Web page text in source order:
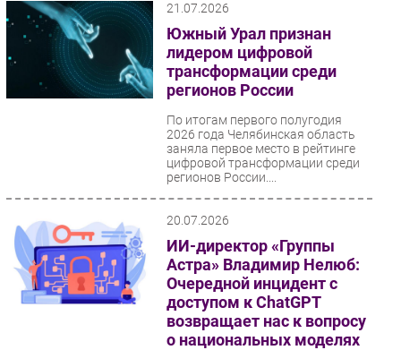
Гаджеты
Здоровье
РАЗДЕЛЫ
Проекты
IT класс
Тестовый стенд
Каталог компаний
21.07.2026
Южный Урал признан
лидером цифровой
трансформации среди
регионов России
По итогам первого полугодия
2026 года Челябинская область
заняла первое место в рейтинге
цифровой трансформации среди
регионов России....
20.07.2026
ИИ-директор «Группы
Астра» Владимир Нелюб:
Очередной инцидент с
доступом к ChatGPT
возвращает нас к вопросу
о национальных моделях